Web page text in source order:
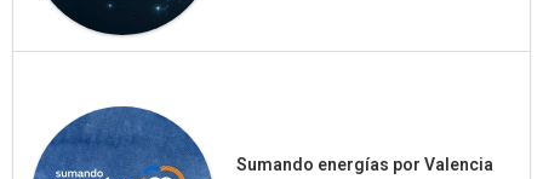
Sumando energías por Valencia